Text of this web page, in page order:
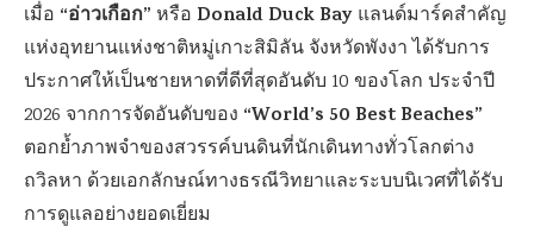
เมื่อ “อ่าวเกือก” หรือ Donald Duck Bay แลนด์มาร์คสำคัญ
แห่งอุทยานแห่งชาติหมู่เกาะสิมิลัน จังหวัดพังงา ได้รับการ
ประกาศให้เป็นชายหาดที่ดีที่สุดอันดับ 10 ของโลก ประจำปี
2026 จากการจัดอันดับของ “World’s 50 Best Beaches”
ตอกย้ำภาพจำของสวรรค์บนดินที่นักเดินทางทั่วโลกต่าง
ถวิลหา ด้วยเอกลักษณ์ทางธรณีวิทยาและระบบนิเวศที่ได้รับ
การดูแลอย่างยอดเยี่ยม